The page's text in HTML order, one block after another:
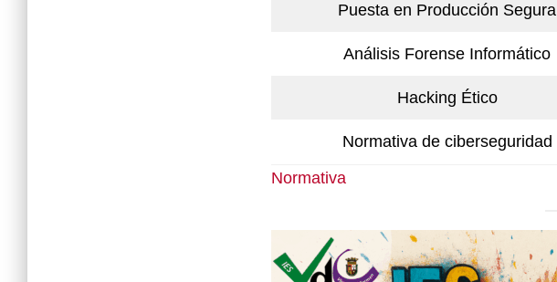
Puesta en Producción Segura
Análisis Forense Informático
Hacking Ético
Normativa de ciberseguridad
Normativa